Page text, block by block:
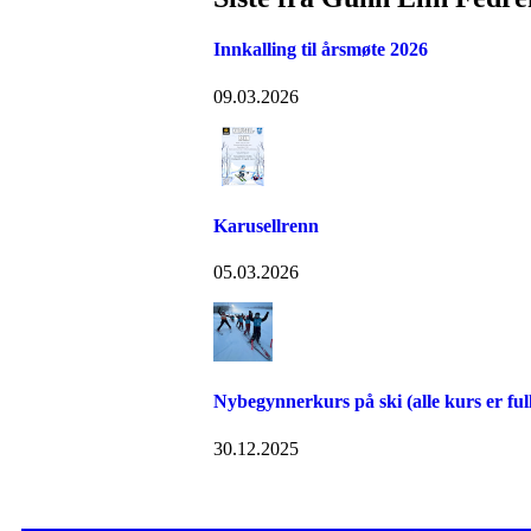
Innkalling til årsmøte 2026
09.03.2026
Karusellrenn
05.03.2026
Nybegynnerkurs på ski (alle kurs er
30.12.2025